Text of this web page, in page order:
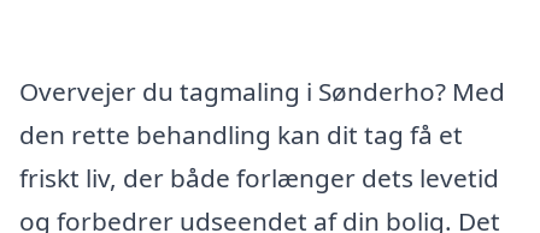
Overvejer du tagmaling i Sønderho? Med
den rette behandling kan dit tag få et
friskt liv, der både forlænger dets levetid
og forbedrer udseendet af din bolig. Det